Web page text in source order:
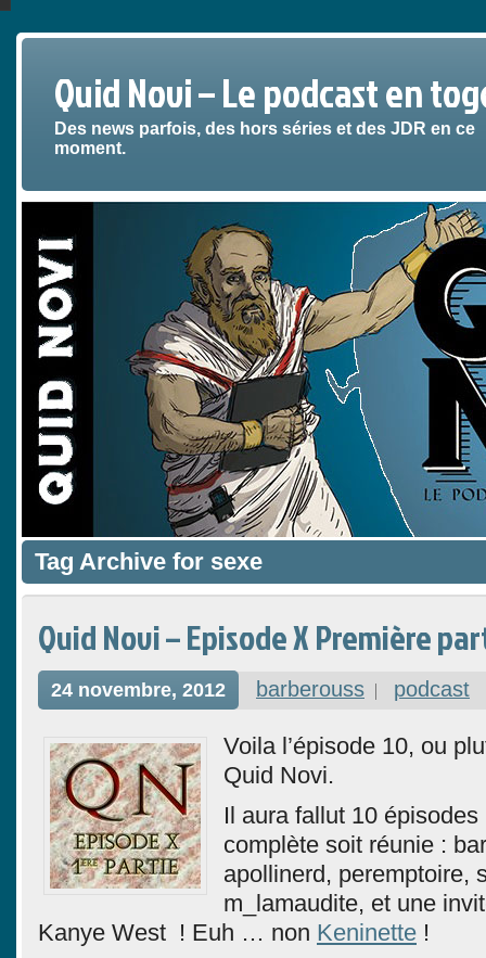
Quid Novi – Le podcast en
Des news parfois, des hors séries et des JDR en ce
moment.
Tag Archive for sexe
Quid Novi – Episode X Première
24 novembre, 2012 barberouss podcast
Voila l’épisode 10, ou
Quid Novi.
Il aura fallut 10 épisodes
complète soit réunie :
apollinerd, peremptoire,
m_lamaudite, et une
Kanye West ! Euh … non Keninette !